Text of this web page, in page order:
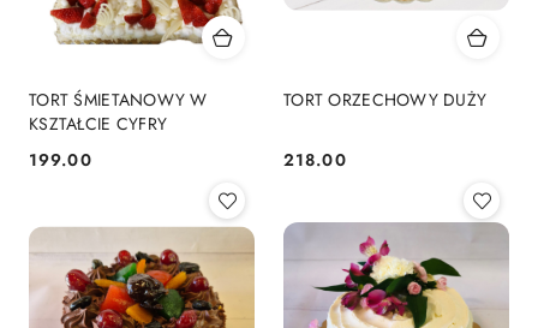
TORT ŚMIETANOWY W
KSZTAŁCIE CYFRY
Cena:
199.00
TORT ORZECHOWY DUŻY
Cena:
218.00